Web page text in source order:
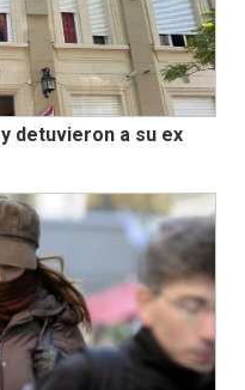
detuvieron a su ex